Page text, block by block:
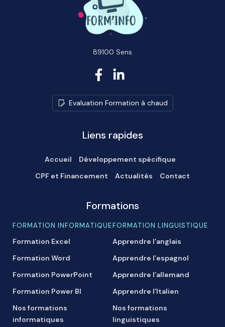
89100 Sens
Evaluation Formation à chaud
Liens rapides
Accueil
Développement spécifique
CPF et Financement
Actualités Contact
Formations
FORMATION INFORMATIQUE
Formation Excel
Formation Word
Formation PowerPoint
Formation Power BI
Nos formations
informatiques
FORMATION LINGUISTIQUE
Apprendre l’anglais
Apprendre l’espagnol
Apprendre l’allemand
Apprendre l’Italien
Nos formations
linguistiques